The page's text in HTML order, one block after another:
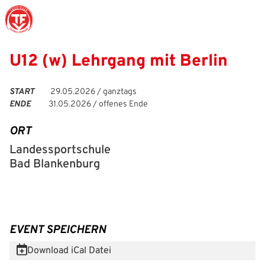
U12 (w) Lehrgang mit Berlin
START
29.05.2026 / ganztags
ENDE
31.05.2026 / offenes Ende
ORT
Landessportschule
Bad Blankenburg
EVENT SPEICHERN
Download iCal Datei
Amtliches
Geschäftsstelle
Chronik
Partnerschaft
Mitgliedschaft
Frauen
Sicherheit
Junioren
eSports
Schiedsrichter
Stützpunkte
Eliteschulen
Schiedsrichter
Erzieher und Lehrer
Veranstaltungskalender
Ehrenamt
DFB-Masterplan
Vielfalt
Prävention
Schule und Kita
Termine
Newsletter
DFBnet
Archiv
Downloads